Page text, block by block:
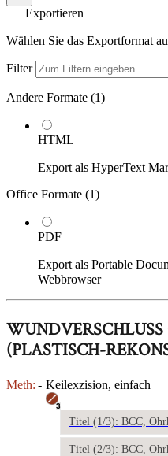
Exportieren
Wählen Sie das Exportformat
Filter
Andere Formate (1)
HTML
Export als HyperText
Office Formate (1)
PDF
Export als Portable
Webbrowser
(PLASTISCH-
Meth: - Keilexzision, einfach
3
Titel (1/3): BCC,
Titel (2/3): BCC,